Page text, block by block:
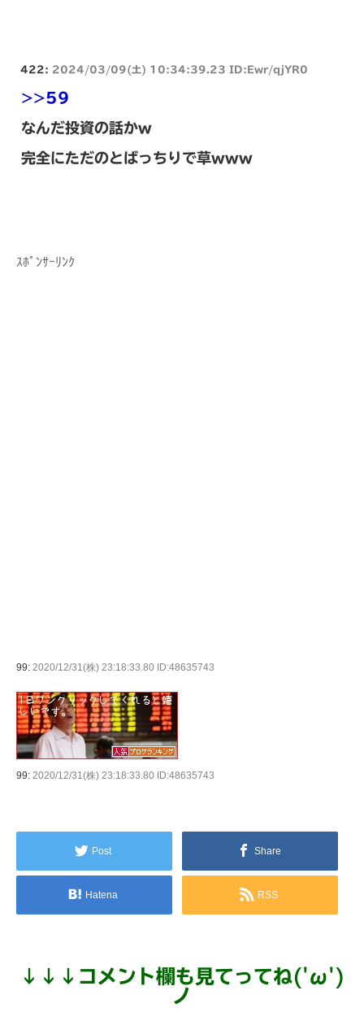
422: 2024/03/09(土) 10:34:39.23 ID:Ewr/qjYR0
>>59
なんだ投資の話かw
完全にただのとばっちりで草www
ｽﾎﾟﾝｻｰﾘﾝｸ
99: 2020/12/31(株) 23:18:33.80 ID:48635743
99: 2020/12/31(株) 23:18:33.80 ID:48635743
Post Share
Hatena RSS
↓ ↓ ↓ コメント欄も見てってね('ω')
ノ